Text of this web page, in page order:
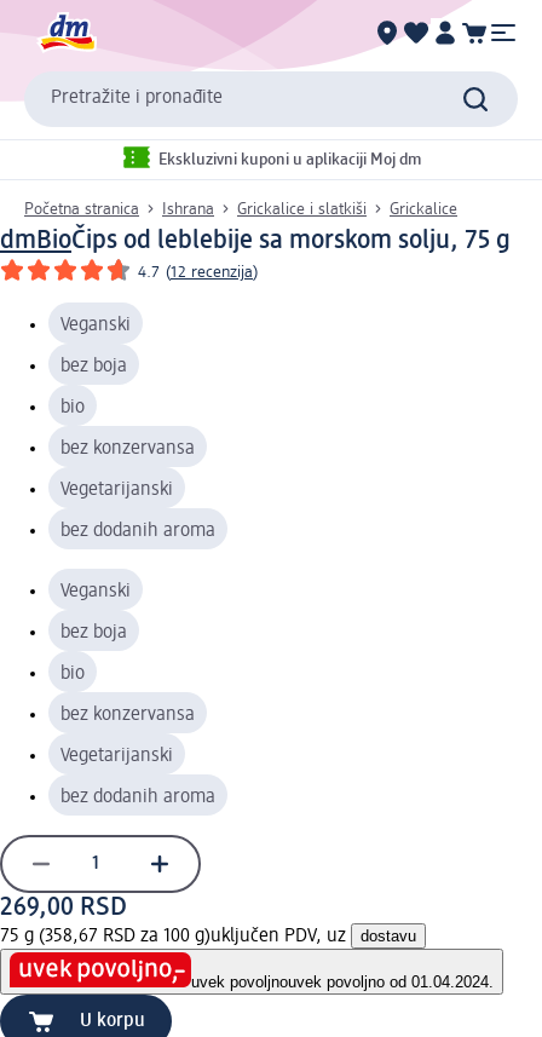
Pretražite i pronađite
Ekskluzivni kuponi u aplikaciji Moj dm
Početna stranica Ishrana Grickalice i slatkiši Grickalice
dmBioČips od leblebije sa morskom solju, 75 g
4.7 (12 recenzija)
Veganski
bez boja
bio
bez konzervansa
Vegetarijanski
bez dodanih aroma
Veganski
bez boja
bio
bez konzervansa
Vegetarijanski
bez dodanih aroma
269,00 RSD
75 g (358,67 RSD za 100 g)uključen PDV, uz dostavu
uvek povoljnouvek povoljno od 01.04.2024.
U korpu